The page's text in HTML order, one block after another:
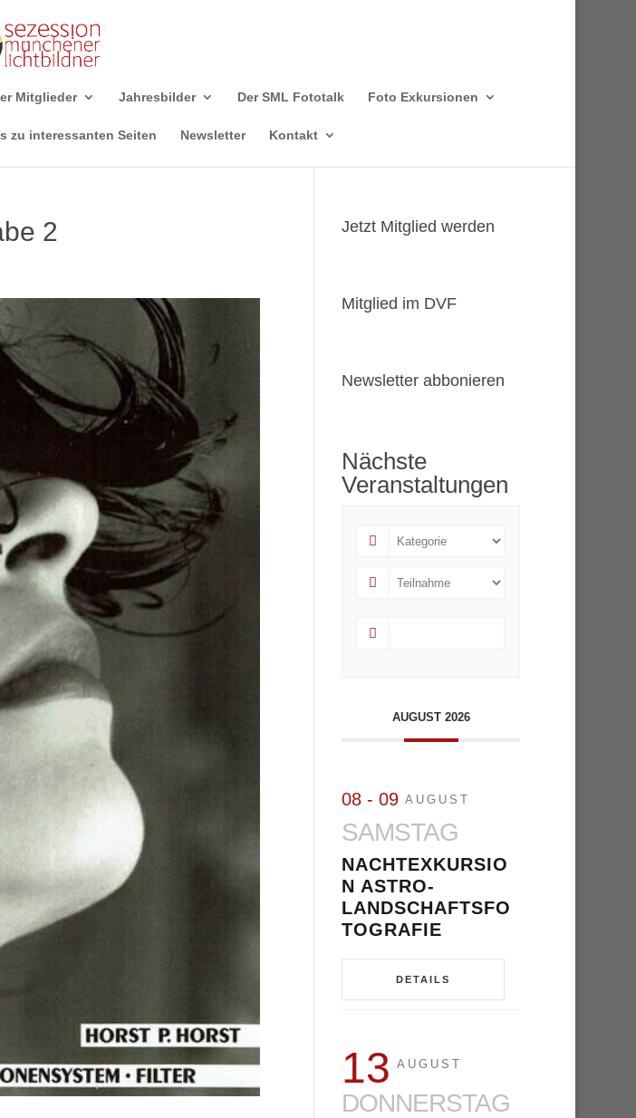
Mitglieder Jahresbilder Der SML Fototalk Foto Exkursionen
zu interessanten Seiten Newsletter Kontakt
2 Jetzt Mitglied werden
Mitglied im DVF
Newsletter abbonieren
Nächste
Veranstaltungen
AUGUST 2026
08 - 09 AUGUST
SAMSTAG
NACHTEXKURSIO
N ASTRO-
LANDSCHAFTSFO
TOGRAFIE
DETAILS
13 AUGUST
DONNERSTAG